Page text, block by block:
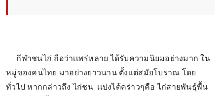
กีฬาชนไก่ ถือว่าเเพร่หลาย ได้รับความนิยมอย่างมาก ใน
หมู่ของคนไทย มาอย่างยาวนาน ตั้งเเต่สมัยโบราณ โดย
ทั่วไป หากกล่าวถึง ไก่ชน เเบ่งได้คร่าวๆคือ ไก่สายพันธุ์พื้น